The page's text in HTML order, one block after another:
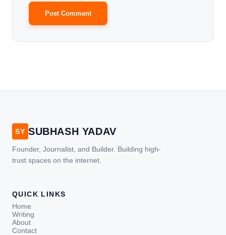
SY SUBHASH YADAV
Founder, Journalist, and Builder. Building high-
trust spaces on the internet.
QUICK LINKS
Home
Writing
About
Contact